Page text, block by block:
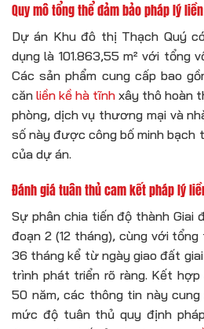
Quy mô tổng thể đảm bảo pháp lý
Dự án Khu đô thị Thạch Quý
dụng là 101.863,55 m² với tổng
Các sản phẩm cung cấp bao
căn liền kề hà tĩnh xây thô hoàn
phòng, dịch vụ thương mại và
số này được công bố minh bạch
của dự án.
Đánh giá tuân thủ cam kết pháp lý
Sự phân chia tiến độ thành Giai
đoạn 2 (12 tháng), cùng với
36 tháng kể từ ngày giao đất
trình phát triển rõ ràng. Kết
50 năm, các thông tin này
mức độ tuân thủ quy định